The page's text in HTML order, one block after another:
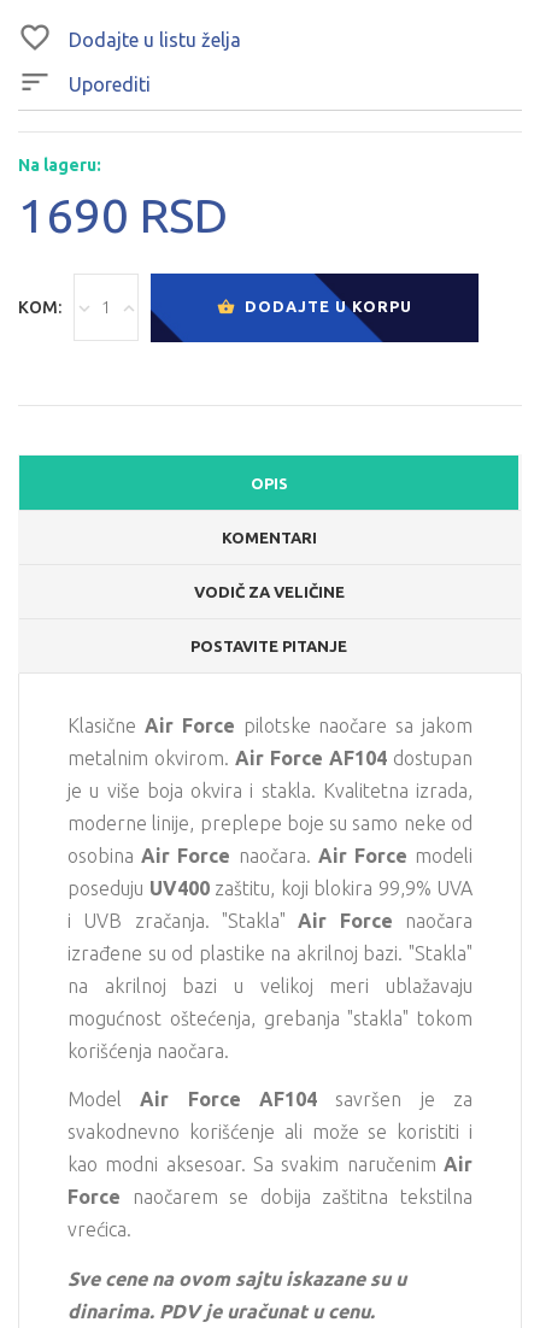
Dodajte u listu želja
Uporediti
Na lageru:
1690 RSD
KOM: DODAJTE U KORPU
OPIS
KOMENTARI
VODIČ ZA VELIČINE
POSTAVITE PITANJE
Klasične Air Force pilotske naočare sa jakom
metalnim okvirom. Air Force AF104 dostupan
je u više boja okvira i stakla. Kvalitetna izrada,
moderne linije, preplepe boje su samo neke od
osobinaAir Force naočara. Air Force modeli
poseduju UV400zaštitu, koji blokira 99,9% UVA
i UVB zračanja. "Stakla"Air Force naočara
izrađene su od plastike na akrilnoj bazi. "Stakla"
na akrilnoj bazi u velikoj meri ublažavaju
mogućnost oštećenja, grebanja "stakla" tokom
korišćenja naočara.
ModelAir Force AF104 savršen je za
svakodnevno korišćenje ali može se koristiti i
kao modni aksesoar. Sa svakim naručenim Air
Force naočarem se dobija zaštitna tekstilna
vrećica.
Sve cene na ovom sajtu iskazane su u
dinarima. PDV je uračunat u cenu.